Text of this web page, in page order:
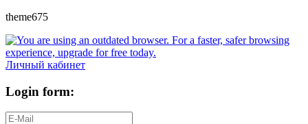
theme675
Личный кабинет
Login form: